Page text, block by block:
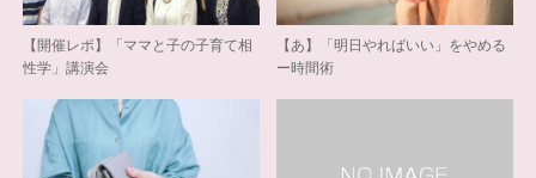
【開催レポ】「ママと子の子育て相
性学」講演会
【あ】「明日やればいい」をやめる
ー時間術